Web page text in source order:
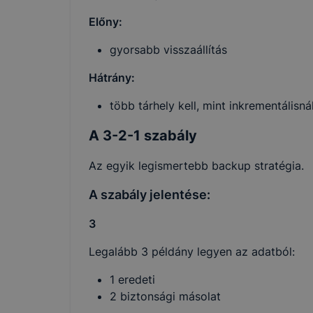
Előny:
gyorsabb visszaállítás
Hátrány:
több tárhely kell, mint
A 3-2-1 szabály
Az egyik legismertebb backup stratégia.
A szabály jelentése:
3
Legalább 3 példány legyen az adatból:
1 eredeti
2 biztonsági másolat